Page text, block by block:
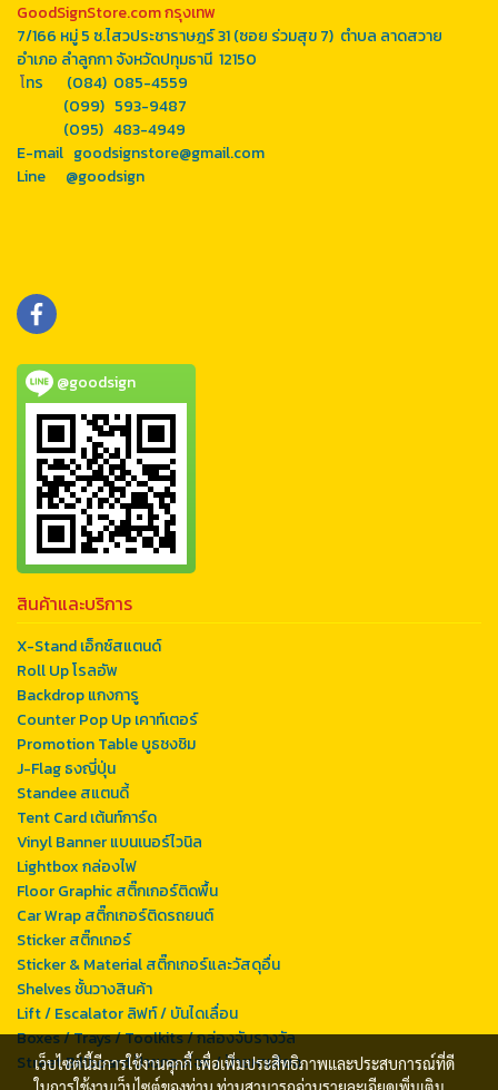
GoodSignStore.com กรุงเทพ
7/166 หมู่ 5 ซ.ไสวประชาราษฎร์ 31 (ซอย ร่วมสุข 7) ตำบล ลาดสวาย
อำเภอ ลำลูกกา จังหวัดปทุมธานี 12150
โทร (084) 085-4559
(099) 593-9487
(095) 483-4949
E-mail goodsignstore@gmail.com
Line @goodsign
@goodsign
สินค้าและบริการ
X-Stand เอ็กซ์สแตนด์
Roll Up โรลอัพ
Backdrop แกงการู
Counter Pop Up เคาท์เตอร์
Promotion Table บูธชงชิม
J-Flag ธงญี่ปุ่น
Standee สแตนดี้
Tent Card เต้นท์การ์ด
Vinyl Banner แบนเนอร์ไวนิล
Lightbox กล่องไฟ
Floor Graphic สติ๊กเกอร์ติดพื้น
Car Wrap สติ๊กเกอร์ติดรถยนต์
Sticker สติ๊กเกอร์
Sticker & Material สติ๊กเกอร์และวัสดุอื่น
Shelves ชั้นวางสินค้า
Lift / Escalator ลิฟท์ / บันไดเลื่อน
Boxes / Trays / Toolkits / กล่องจับรางวัล
Street Billboard ป้ายกองโจร / ป้ายหาเสียง
เว็บไซต์นี้มีการใช้งานคุกกี้ เพื่อเพิ่มประสิทธิภาพและประสบการณ์ที่ดี